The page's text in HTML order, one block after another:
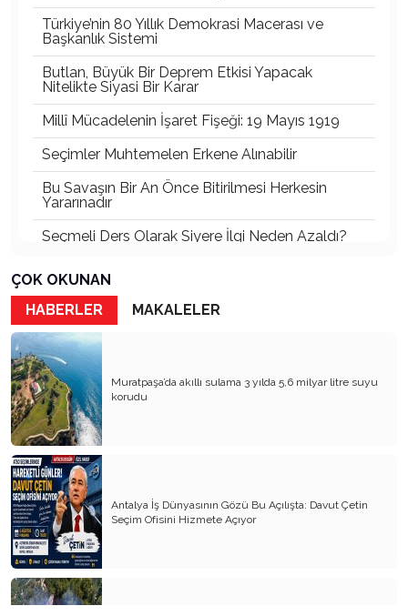
Türkiye’nin 80 Yıllık Demokrasi Macerası ve
Başkanlık Sistemi
Butlan, Büyük Bir Deprem Etkisi Yapacak
Nitelikte Siyasi Bir Karar
Millî Mücadelenin İşaret Fişeği: 19 Mayıs 1919
Seçimler Muhtemelen Erkene Alınabilir
Bu Savaşın Bir An Önce Bitirilmesi Herkesin
Yararınadır
Seçmeli Ders Olarak Siyere İlgi Neden Azaldı?
İki Menfur Saldırı ve Katliam Çok Yönlü
İncelenmelidir
Bu Savaşta Kazananlar, Kaybedenler ve Türkiye
Üzerine Etkileri
Öcalan ve Dem Nasıl Bir Türkiye İstiyor?
Abd’de Bu Ses İlk Defa Duyuluyor
Psikiyatrik Sorunları Olan İki Ruh Hastası
Siyasetçi Dünyayı Felakete Sürüklüyor
Âlimin Ölümü Elbet Âlemin Ölümüdür
Savaşın Değişik Açılardan Kısa Bir Yorumu
Acar Okan Fâni Âlemden Ebedî Âleme Avdet
Eyledi
Komisyon Raporunun Düşündürdükleri
ÇOK OKUNAN
HABERLER
MAKALELER
Muratpaşa’da akıllı sulama 3 yılda 5,6 milyar litre suyu
korudu
Antalya İş Dünyasının Gözü Bu Açılışta: Davut Çetin
Seçim Ofisini Hizmete Açıyor